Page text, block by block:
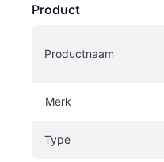
Product
Productnaam
Merk
Type